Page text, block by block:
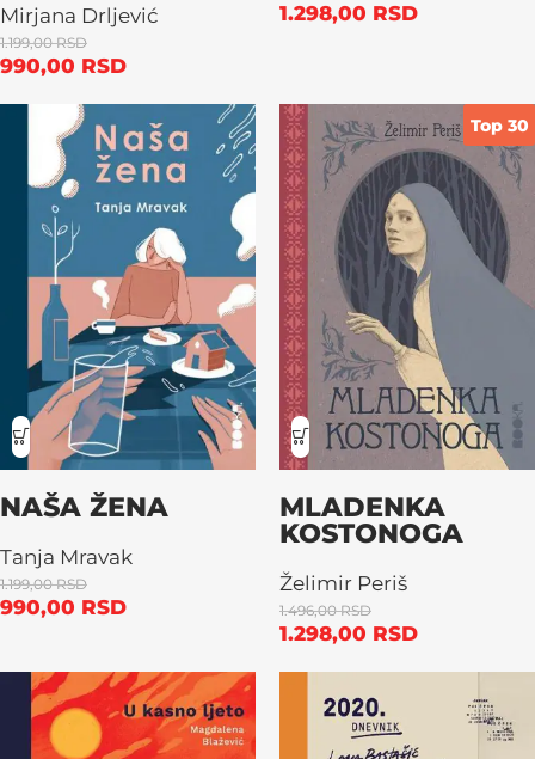
Mirjana Drljević
1.199,00RSD
990,00 RSD
1.298,00 RSD
NAŠA ŽENA
Tanja Mravak
1.199,00RSD
990,00 RSD
Top 30
MLADENKA
KOSTONOGA
Želimir Periš
1.496,00RSD
1.298,00 RSD